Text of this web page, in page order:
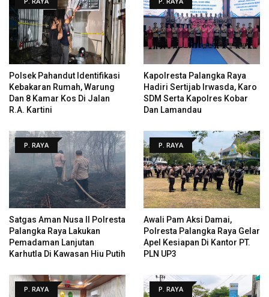
Polsek Pahandut Identifikasi
Kebakaran Rumah, Warung
Dan 8 Kamar Kos Di Jalan
R.A. Kartini
Kapolresta Palangka Raya
Hadiri Sertijab Irwasda, Karo
SDM Serta Kapolres Kobar
Dan Lamandau
P. RAYA
Satgas Aman Nusa II Polresta
Palangka Raya Lakukan
Pemadaman Lanjutan
Karhutla Di Kawasan Hiu Putih
P. RAYA
Awali Pam Aksi Damai,
Polresta Palangka Raya Gelar
Apel Kesiapan Di Kantor PT.
PLN UP3
P. RAYA P. RAYA